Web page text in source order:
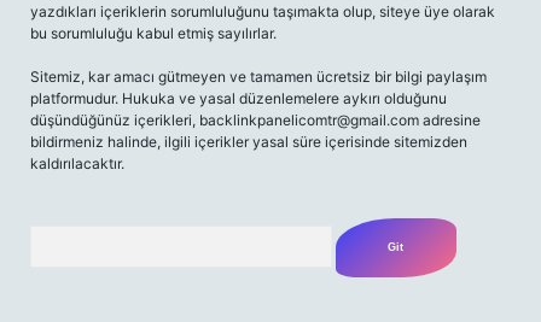
yazdıkları içeriklerin sorumluluğunu taşımakta olup, siteye üye olarak
bu sorumluluğu kabul etmiş sayılırlar.
Sitemiz, kar amacı gütmeyen ve tamamen ücretsiz bir bilgi paylaşım
platformudur. Hukuka ve yasal düzenlemelere aykırı olduğunu
düşündüğünüz içerikleri, backlinkpanelicomtr@gmail.com adresine
bildirmeniz halinde, ilgili içerikler yasal süre içerisinde sitemizden
kaldırılacaktır.